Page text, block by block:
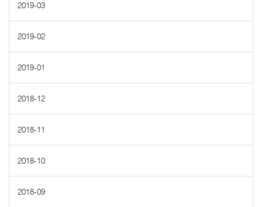
2019-03
2019-02
2019-01
2018-12
2018-11
2018-10
2018-09